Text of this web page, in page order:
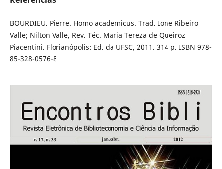
BOURDIEU. Pierre. Homo academicus. Trad. Ione Ribeiro
Valle; Nilton Valle, Rev. Téc. Maria Tereza de Queiroz
Piacentini. Florianópolis: Ed. da UFSC, 2011. 314 p. ISBN 978-
85-328-0576-8